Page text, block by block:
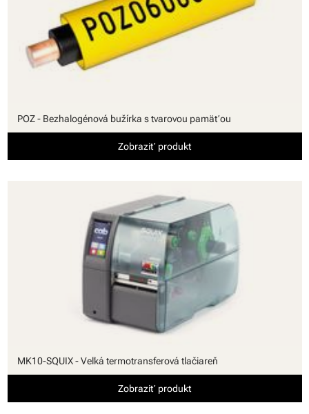
POZ - Bezhalogénová bužírka s tvarovou pamäťou
Zobraziť produkt
MK10-SQUIX - Veľká termotransferová tlačiareň
Zobraziť produkt